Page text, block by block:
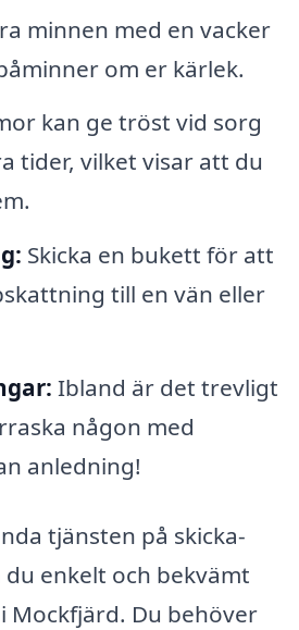
minnen med en vacker
om er kärlek.
kan ge tröst vid sorg
tider, vilket visar att du
Skicka en bukett för att
till en vän eller
Ibland är det trevligt
någon med
anledning!
tjänsten på skicka-
enkelt och bekvämt
Mockfjärd. Du behöver